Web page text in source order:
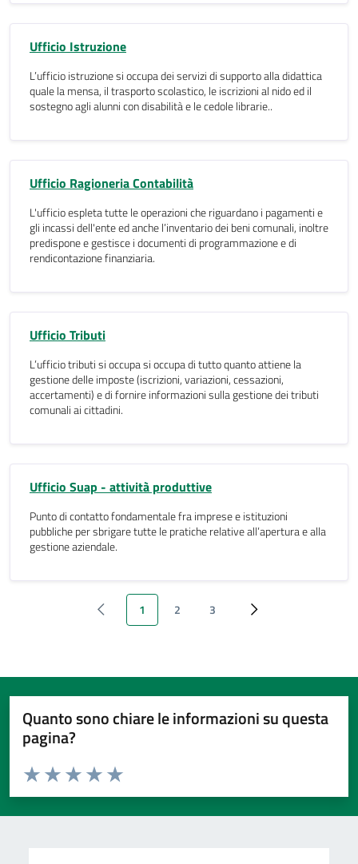
Ufficio Istruzione
L’ufficio istruzione si occupa dei servizi di supporto alla didattica
quale la mensa, il trasporto scolastico, le iscrizioni al nido ed il
sostegno agli alunni con disabilità e le cedole librarie..
Ufficio Ragioneria Contabilità
L'ufficio espleta tutte le operazioni che riguardano i pagamenti e
gli incassi dell'ente ed anche l’inventario dei beni comunali, inoltre
predispone e gestisce i documenti di programmazione e di
rendicontazione finanziaria.
Ufficio Tributi
L’ufficio tributi si occupa si occupa di tutto quanto attiene la
gestione delle imposte (iscrizioni, variazioni, cessazioni,
accertamenti) e di fornire informazioni sulla gestione dei tributi
comunali ai cittadini.
Ufficio Suap - attività produttive
Punto di contatto fondamentale fra imprese e istituzioni
pubbliche per sbrigare tutte le pratiche relative all’apertura e alla
gestione aziendale.
‹ PreviousPagina attuale
1 Page
2 Page
3 ››
Quanto sono chiare le informazioni su questa
pagina?
Valuta da 1 a 5 stelle la pagina
Valuta 5 stelle su 5
Valuta 4 stelle su 5
Valuta 3 stelle su 5
Valuta 2 stelle su 5
Valuta 1 stelle su 5